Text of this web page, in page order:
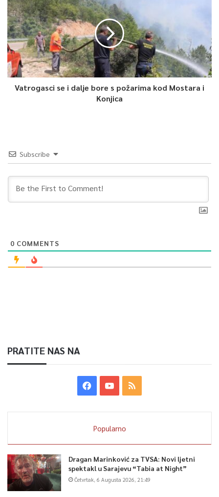
Vatrogasci se i dalje bore s požarima kod Mostara i
Konjica
Subscribe
0 COMMENTS
PRATITE NAS NA
Popularno
Dragan Marinković za TVSA: Novi ljetni
spektakl u Sarajevu “Tabia at Night”
Četvrtak, 6 Augusta 2026, 21:49